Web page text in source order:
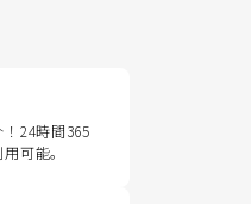
24時間365
可能。